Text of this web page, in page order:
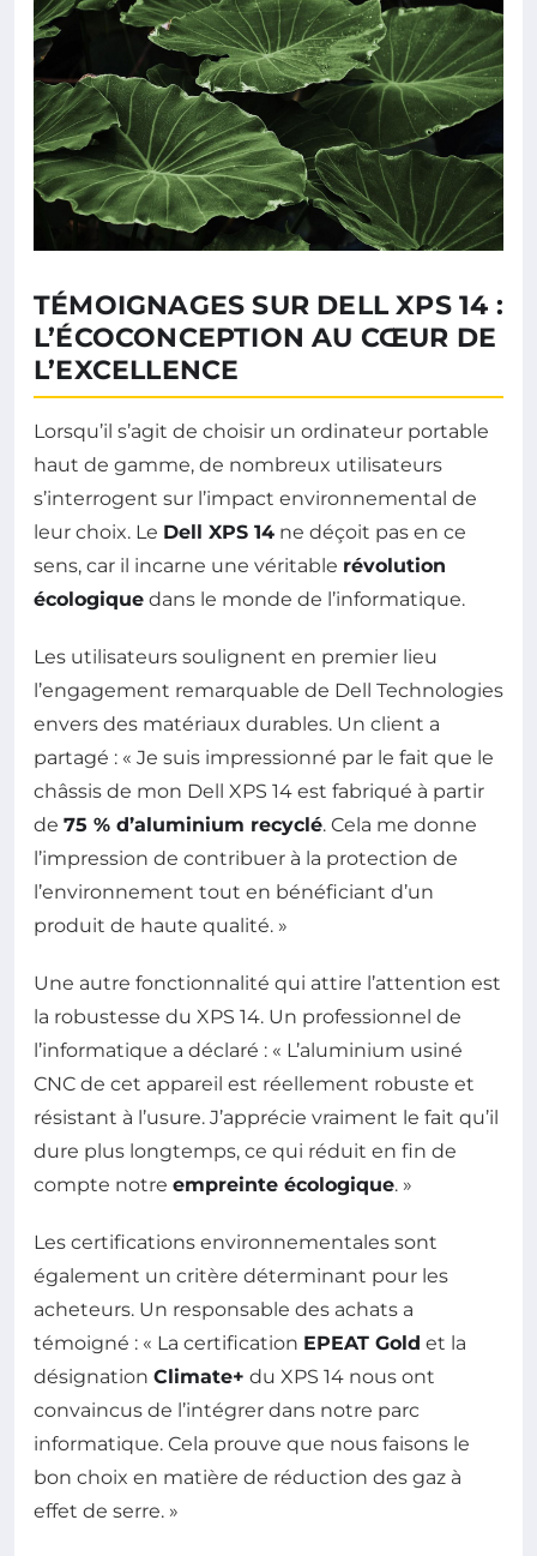
TÉMOIGNAGES SUR DELL XPS 14 :
L’ÉCOCONCEPTION AU CŒUR DE
L’EXCELLENCE
Lorsqu’il s’agit de choisir un ordinateur portable
haut de gamme, de nombreux utilisateurs
s’interrogent sur l’impact environnemental de
leur choix. Le Dell XPS 14 ne déçoit pas en ce
sens, car il incarne une véritable révolution
écologique dans le monde de l’informatique.
Les utilisateurs soulignent en premier lieu
l’engagement remarquable de Dell Technologies
envers des matériaux durables. Un client a
partagé : « Je suis impressionné par le fait que le
châssis de mon Dell XPS 14 est fabriqué à partir
de 75 % d’aluminium recyclé. Cela me donne
l’impression de contribuer à la protection de
l’environnement tout en bénéficiant d’un
produit de haute qualité. »
Une autre fonctionnalité qui attire l’attention est
la robustesse du XPS 14. Un professionnel de
l’informatique a déclaré : « L’aluminium usiné
CNC de cet appareil est réellement robuste et
résistant à l’usure. J’apprécie vraiment le fait qu’il
dure plus longtemps, ce qui réduit en fin de
compte notre empreinte écologique. »
Les certifications environnementales sont
également un critère déterminant pour les
acheteurs. Un responsable des achats a
témoigné : « La certification EPEAT Gold et la
désignation Climate+ du XPS 14 nous ont
convaincus de l’intégrer dans notre parc
informatique. Cela prouve que nous faisons le
bon choix en matière de réduction des gaz à
effet de serre. »